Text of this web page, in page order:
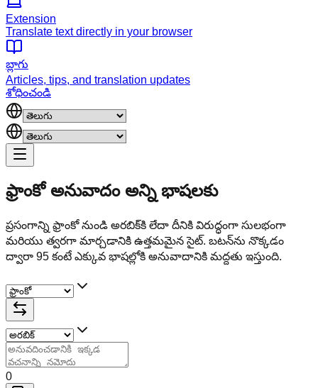
Extension
Translate text directly in your browser
బ్లాగు
Articles, tips, and translation updates
శోధించండి
ఫ్రాంకో అనువాదం అన్ని భాషలకు
ప్రసంగాన్ని ఫ్రాంకో నుండి అరబిక్‌కి లేదా దీనికి విరుద్ధంగా సులభంగా
మరియు త్వరగా మార్చడానికి ఉత్తమమైన సైట్. బటన్‌ను నొక్కడం
ద్వారా 95 కంటే ఎక్కువ భాషల్లోకి అనువాదానికి మద్దతు ఇస్తుంది.
0